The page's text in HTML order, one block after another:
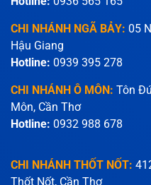
CHI NHÁNH NGÃ BẢY: 05
Hậu Giang
Hotline: 0939 395 278
CHI NHÁNH Ô MÔN: Tôn
Môn, Cần Thơ
Hotline: 0932 988 678
CHI NHÁNH THỐT NỐT:
Thốt Nốt, Cần Thơ